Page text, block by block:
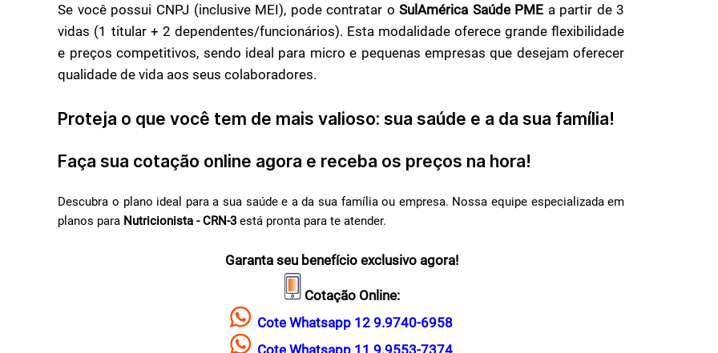
Se você possui CNPJ (inclusive MEI), pode contratar oSulAmérica Saúde PME a partir de 3
vidas (1 titular + 2 dependentes/funcionários). Esta modalidade oferece grande flexibilidade
e preços competitivos, sendo ideal para micro e pequenas empresas que desejam oferecer
qualidade de vida aos seus colaboradores.
Proteja o que você tem de mais valioso: sua saúde e a da sua família!
Faça sua cotação online agora e receba os preços na hora!
Descubra o plano ideal para a sua saúde e a da sua família ou empresa. Nossa equipe especializada em
planos para Nutricionista - CRN-3 está pronta para te atender.
Garanta seu benefício exclusivo agora!
Cotação Online:
Cote Whatsapp 12 9.9740-6958
Cote Whatsapp 11 9.9553-7374